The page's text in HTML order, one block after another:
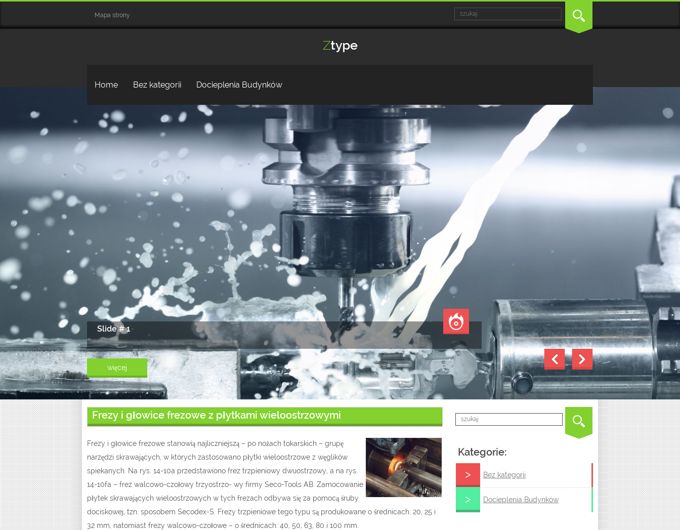
Mapa strony
Home Bez kategorii Docieplenia Budynków
Slide # 1
więcej
Kategorie:
Bez kategorii
Docieplenia Budynków
Frezy i głowice frezowe z płytkami wieloostrzowymi
Frezy i głowice frezowe stanowią najliczniejszą – po nożach tokarskich – grupę
narzędzi skrawających, w których zastosowano płytki wieloostrzowe z węglików
spiekanych. Na rys. 14-10a przedstawiono frez trzpieniowy dwuostrzowy, a na rys.
14-10fa – frez walcowo-czołowy trzyostrzo- wy firmy Seco-Tools AB. Zamocowanie
płytek skrawających wieloostrzowych w tych frezach odbywa się za pomocą śruby
dociskowej, tzn. sposobem Secodex-S. Frezy trzpieniowe tego typu są produkowane o średnicach: 20, 25 i
32 mm, natomiast frezy walcowo-czołowe – o średnicach: 40, 50, 63, 80 i 100 mm.